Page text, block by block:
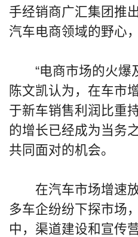
手经销商广汇集团推
汽车电商领域的野心
“电商市场的火爆及
陈文凯认为，在车市
于新车销售利润比重
的增长已经成为当务
共同面对的机会。
在汽车市场增速放
多车企纷纷下探市场
中，渠道建设和宣传